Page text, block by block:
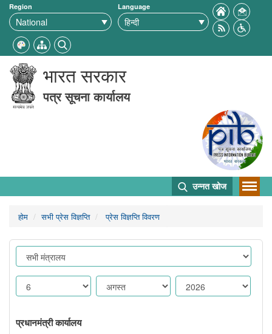
Region Language
भारत सरकार
पत्र सूचना कार्यालय
उन्नत खोज
होम सभी प्रेस विज्ञप्ति प्रेस विज्ञप्ति विवरण
प्रधानमंत्री कार्यालय